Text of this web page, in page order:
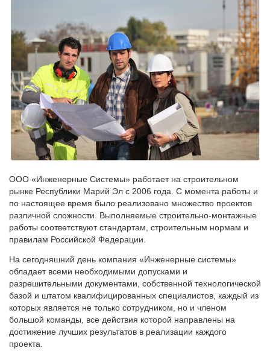
ООО «Инженерные Системы» работает на строительном
рынке Республики Марий Эл с 2006 года. С момента работы и
по настоящее время было реализовано множество проектов
различной сложности. Выполняемые строительно-монтажные
работы соответствуют стандартам, строительным нормам и
правилам Российской Федерации.
На сегодняшний день компания «Инженерные системы»
обладает всеми необходимыми допусками и
разрешительными документами, собственной технологической
базой и штатом квалифицированных специалистов, каждый из
которых является не только сотрудником, но и членом
большой команды, все действия которой направлены на
достижение лучших результатов в реализации каждого
проекта.